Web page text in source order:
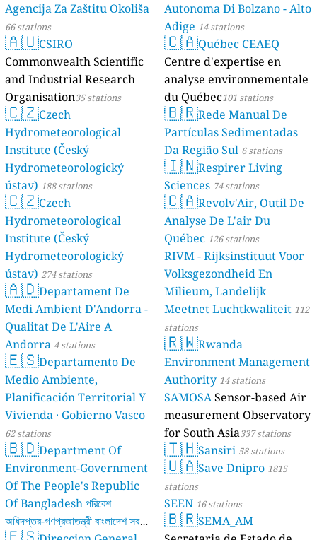
Agencija Za Zaštitu Okoliša
66 stations
🇦🇺CSIRO
Commonwealth Scientific
and Industrial Research
Organisation35 stations
🇨🇿Czech
Hydrometeorological
Institute (Český
Hydrometeorologický
ústav) 188 stations
🇨🇿Czech
Hydrometeorological
Institute (Český
Hydrometeorologický
ústav) 274 stations
🇦🇩Departament De
Medi Ambient D'Andorra -
Qualitat De L'Aire A
Andorra 4 stations
🇪🇸Departamento De
Medio Ambiente,
Planificación Territorial Y
Vivienda · Gobierno Vasco
62 stations
🇧🇩Department Of
Environment-Government
Of The People's Republic
Of Bangladesh পরিবেশ
অধিদপ্তর-গণপ্রজাতন্ত্রী বাংলাদেশ সরকার
Autonoma Di Bolzano - Alto
Adige 14 stations
🇨🇦Québec CEAEQ
Centre d'expertise en
analyse environnementale
du Québec101 stations
🇧🇷Rede Manual De
Partículas Sedimentadas
Da Região Sul 6 stations
🇮🇳Respirer Living
Sciences 74 stations
🇨🇦Revolv'Air, Outil De
Analyse De L'air Du
Québec 126 stations
RIVM - Rijksinstituut Voor
Volksgezondheid En
Milieum, Landelijk
Meetnet Luchtkwaliteit 112
stations
🇷🇼Rwanda
Environment Management
Authority 14 stations
SAMOSASensor-based Air
measurement Observatory
for South Asia337 stations
🇹🇭Sansiri 58 stations
🇺🇦Save Dnipro 1815
stations
SEEN 16 stations
🇧🇷SEMA_AM